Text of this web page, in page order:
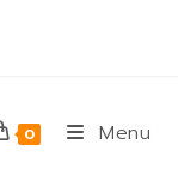
0 Menu